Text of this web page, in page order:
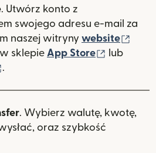
. Utwórz konto z
swojego adresu e-mail za
naszej witryny website
sklepie App Store (otwiera
lub
(otwiera się w nowym oknie)
.
. Wybierz walutę, kwotę,
oraz szybkość